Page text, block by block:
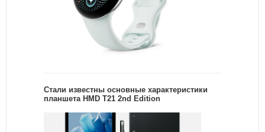
Стали известны основные характеристики
планшета HMD T21 2nd Edition